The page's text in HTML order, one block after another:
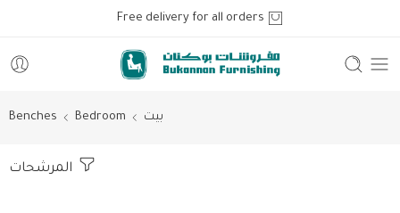
بيت Bedroom
Benches
المرشحات